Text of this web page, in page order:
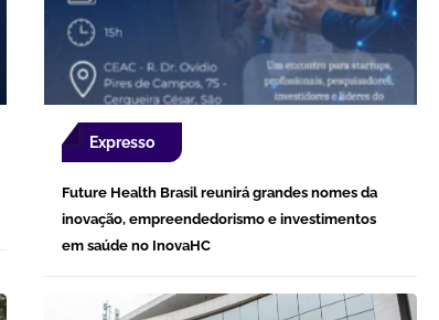
Expresso
Future Health Brasil reunirá grandes nomes da
inovação, empreendedorismo e investimentos
em saúde no InovaHC